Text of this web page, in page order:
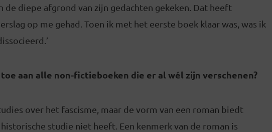
de diepe afgrond van zijn gedachten gekeken. Dat heeft
op me gehad. Toen ik met het eerste boek klaar was, was ik
aan alle non-fictieboeken die er al wél zijn verschenen?
over het fascisme, maar de vorm van een roman biedt
studie niet heeft. Een kenmerk van de roman is